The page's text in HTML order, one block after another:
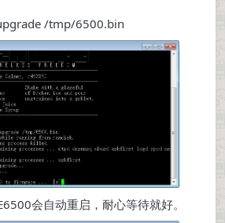
/tmp/6500.bin
会自动重启，耐心等待就好。